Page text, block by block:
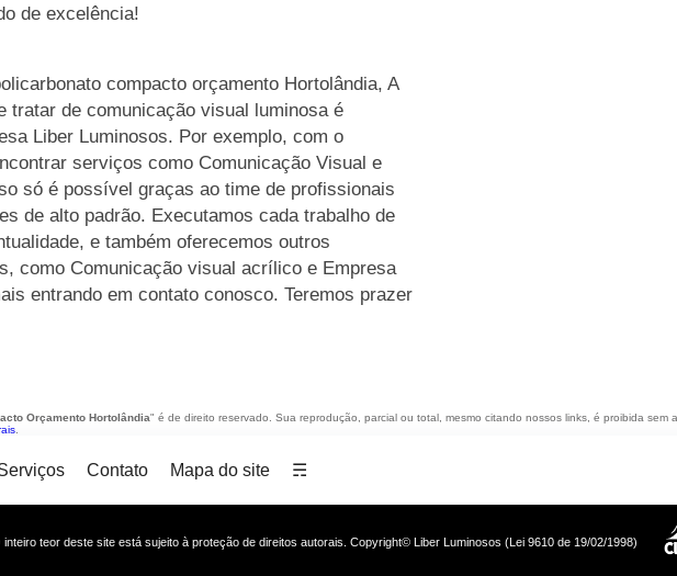
de excelência!
compacto orçamento Hortolândia, A
tratar de comunicação visual luminosa é
Liber Luminosos. Por exemplo, com o
serviços como Comunicação Visual e
só é possível graças ao time de profissionais
de alto padrão. Executamos cada trabalho de
e também oferecemos outros
como Comunicação visual acrílico e Empresa
entrando em contato conosco. Teremos prazer
Orçamento Hortolândia" é de direito reservado. Sua reprodução, parcial ou total, mesmo citando nossos links, é proibida
Contato Mapa do site ☴
inteiro teor deste site está sujeito à proteção de direitos autorais. Copyright© Liber Luminosos (Lei 9610 de 19/02/1998)